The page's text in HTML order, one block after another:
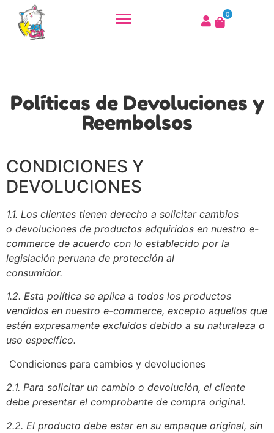
0
Políticas de Devoluciones y
Reembolsos
CONDICIONES Y
DEVOLUCIONES
1.1. Los clientes tienen derecho a solicitar cambios
o devoluciones de productos adquiridos en nuestro e-
commerce de acuerdo con lo establecido por la
legislación peruana de protección al
consumidor.
1.2. Esta política se aplica a todos los productos
vendidos en nuestro e-commerce, excepto aquellos que
estén expresamente excluidos debido a su naturaleza o
uso específico.
Condiciones para cambios y devoluciones
2.1. Para solicitar un cambio o devolución, el cliente
debe presentar el comprobante de compra original.
2.2. El producto debe estar en su empaque original, sin